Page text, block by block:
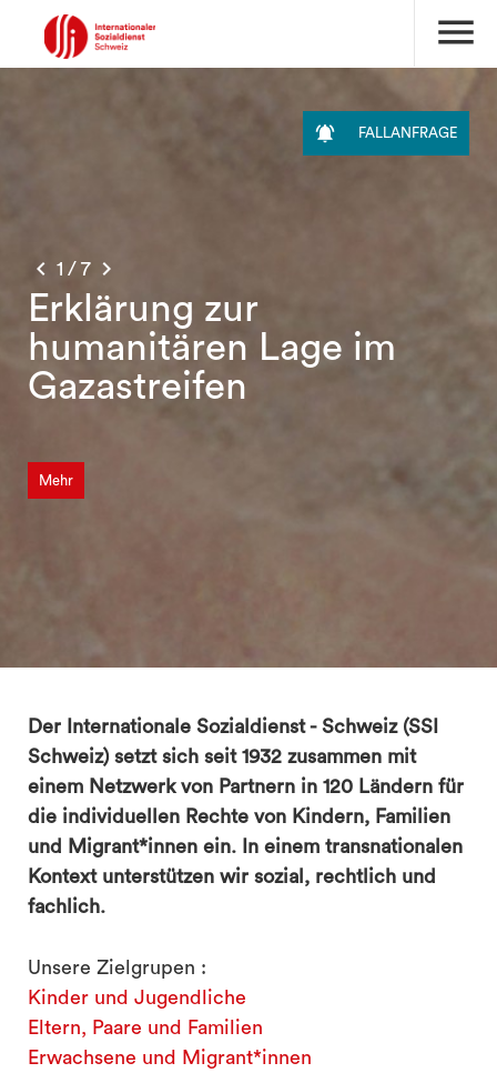
menu
 1 / 7 
 FALLANFRAGE
Erklärung zur
humanitären Lage im
Gazastreifen
Mehr
Der Internationale Sozialdienst - Schweiz (SSI
Schweiz) setzt sich seit 1932 zusammen mit
einem Netzwerk von Partnern in 120 Ländern für
die individuellen Rechte von Kindern, Familien
und Migrant*innen ein. In einem transnationalen
Kontext unterstützen wir sozial, rechtlich und
fachlich.
Unsere Zielgrupen :
Kinder und Jugendliche
Eltern, Paare und Familien
Erwachsene und Migrant*innen